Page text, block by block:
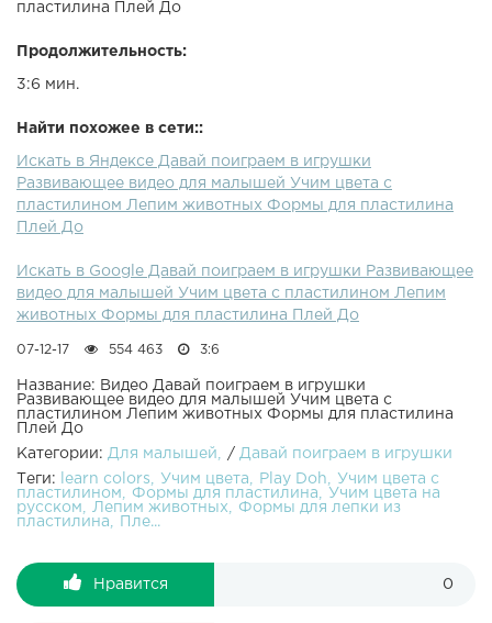
пластилина, из разноцветного Пластилина Плей До Play-
Смотрите и другие развивающие видео для самых
маленьких на Детском канале Давай поиграем в
игрушки!ПОДПИСАТЬСЯ НА КАНАЛ ВСЕ ВИДЕО
КАНАЛА ЕЩЕ видео на канале :Развивающие видео.
Песня семья пальчиков. Развивающее видео!
Пальчиковые краски. Учим цвета. Песня семья
пальчиков. Развивающее видео! Пластилин Плей До
Песня Семья пальчиков На русском Слизь мультик
играем с куклами Учим животных Для детей. Цветные
конфеты Ммдемс M&M's Витражи для детей Играем в
антистресс шар для детей Куклы малыш Пупсы играют
Летсплеи игр для детей Маша и Медведь мультик играем
с куклами Раскраска - учим цвета. Свинка Пеппа -
мультик для детей на русском с игрушками куклами
русском. Холодное сердце Принцессы Диснея Эльза и
Анна танцуют Канал в Youtube: Канал для детей Давай
пластилина Плей До
Продолжительность:
3:6 мин.
Найти похожее в сети::
Искать в Яндексе Давай поиграем в игрушки
Развивающее видео для малышей Учим цвета с
пластилином Лепим животных Формы для пластилина
Плей До
Искать в Google Давай поиграем в игрушки Развивающее
видео для малышей Учим цвета с пластилином Лепим
животных Формы для пластилина Плей До
07-12-17 554 463 3:6
Название: Видео Давай поиграем в игрушки
Развивающее видео для малышей Учим цвета с
пластилином Лепим животных Формы для пластилина
Плей До
Категории: Для малышей / Давай поиграем в игрушки
Теги:
learn colors Учим цвета Play Doh
Учим цвета с
пластилином
Формы для пластилина
Учим цвета на
русском
Лепим животных
Формы для лепки из
пластилина
Пле...
Нравится 0